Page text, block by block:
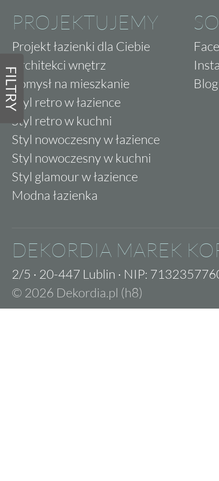
FILTRY
PROJEKTUJEMY
Projekt łazienki dla Ciebie
Architekci wnętrz
Pomysł na mieszkanie
Styl retro w łazience
Styl retro w kuchni
Styl nowoczesny w łazience
Styl nowoczesny w kuchni
Styl glamour w łazience
Modna łazienka
Blog
DEKORDIA MAREK
2/5 · 20-447 Lublin · NIP:
© 2026 Dekordia.pl (h8)